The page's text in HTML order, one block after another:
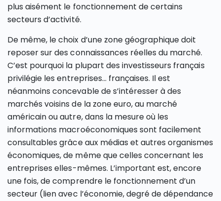
plus aisément le fonctionnement de certains
secteurs d’activité.
De même, le choix d’une zone géographique doit
reposer sur des connaissances réelles du marché.
C’est pourquoi la plupart des investisseurs français
privilégie les entreprises… françaises. Il est
néanmoins concevable de s’intéresser à des
marchés voisins de la zone euro, au marché
américain ou autre, dans la mesure où les
informations macroéconomiques sont facilement
consultables grâce aux médias et autres organismes
économiques, de même que celles concernant les
entreprises elles-mêmes. L’important est, encore
une fois, de comprendre le fonctionnement d’un
secteur (lien avec l’économie, degré de dépendance